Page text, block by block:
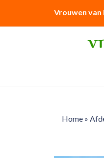
Vrouwen van
Home»